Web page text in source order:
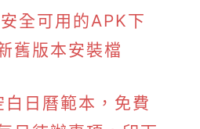
全可用的APK下
舊版本安裝檔
日曆範本，免費